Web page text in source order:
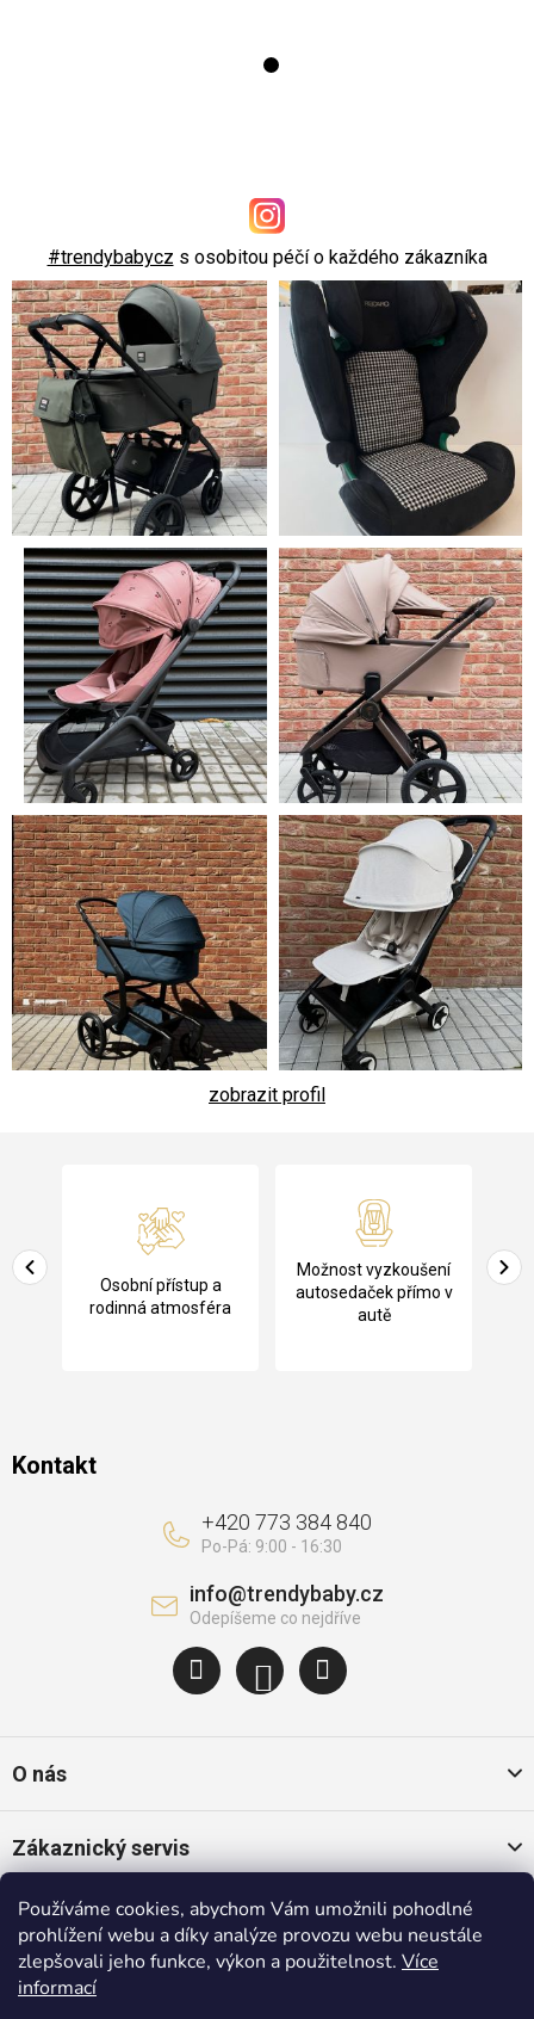
Používáme cookies, abychom Vám umožnili pohodlné
prohlížení webu a díky analýze provozu webu neustále
zlepšovali jeho funkce, výkon a použitelnost. Více
informací
#trendybabycz s osobitou péčí o každého zákazníka
zobrazit profil
a
Osobní přístup a
rodinná atmosféra
Možnost vyzkoušení
autosedaček přímo v
autě
Kontakt
info@trendybaby.cz
+420 773 384 840
O nás
Zákaznický servis
Oblíbené kategorie
Populární značky